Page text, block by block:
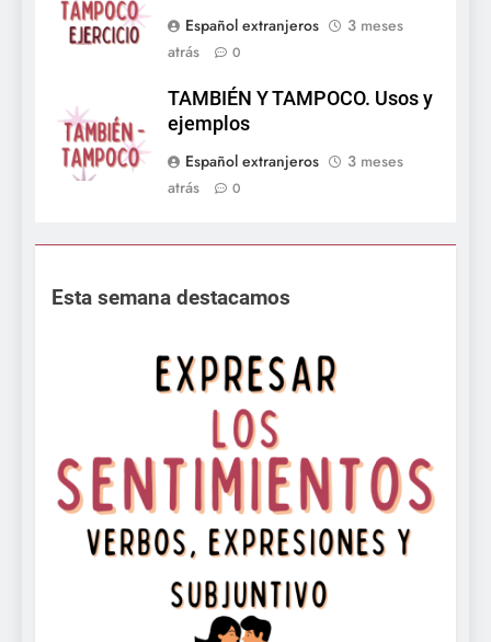
Español extranjeros
3 meses
atrás
0
TAMBIÉN Y TAMPOCO. Usos y
ejemplos
Español extranjeros
3 meses
atrás
0
Esta semana destacamos